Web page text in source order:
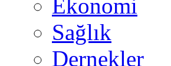
Ekonomi
Sağlık
Dernekler